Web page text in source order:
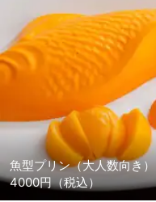
魚型プリン（大人数向き）
4000円（税込）